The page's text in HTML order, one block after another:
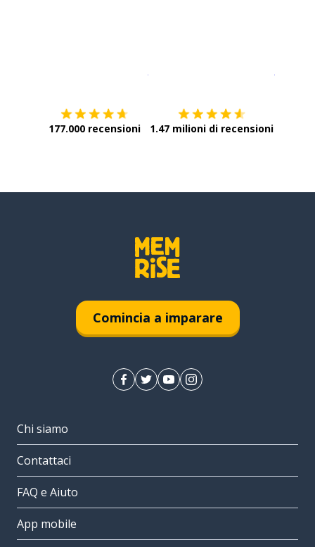
177.000 recensioni 1.47 milioni di recensioni
Comincia a imparare
Chi siamo
Contattaci
FAQ e Aiuto
App mobile